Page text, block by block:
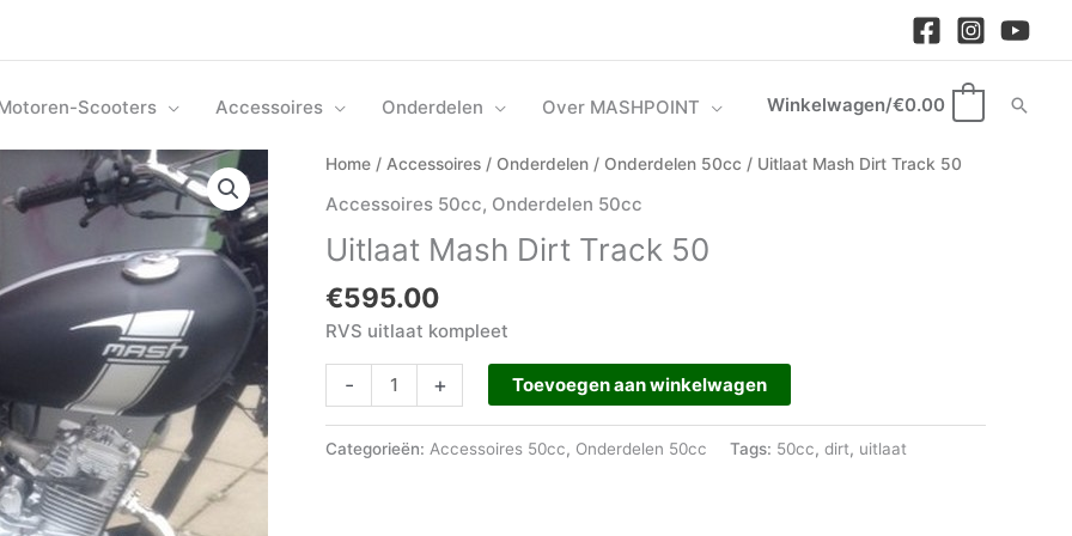
Scooters Accessoires Onderdelen Over MASHPOINT Winkelwagen/€0.00
Home / Accessoires / Onderdelen / Onderdelen 50cc / Uitlaat Mash Dirt Track 50
Accessoires 50cc, Onderdelen 50cc
Uitlaat Mash Dirt Track 50
€595.00
RVS uitlaat kompleet
-
Uitlaat
Track
aantal
+ Toevoegen aan winkelwagen
Categorieën: Accessoires 50cc, Onderdelen 50cc Tags: 50cc, dirt, uitlaat